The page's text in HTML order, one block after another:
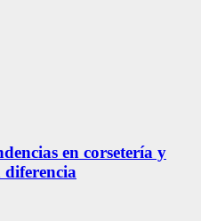
en corsetería y
diferencia